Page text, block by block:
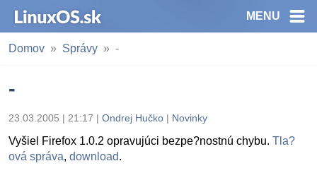
MENU
Domov Správy -
-
23.03.2005 | 21:17 | Ondrej Hučko | Novinky
Vyšiel Firefox 1.0.2 opravujúci bezpe?nostnú chybu. Tla?
ová správa, download.